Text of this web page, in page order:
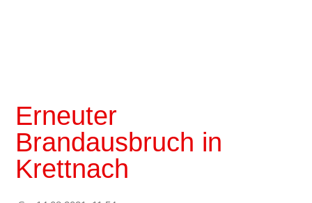
Erneuter
Brandausbruch in
Krettnach